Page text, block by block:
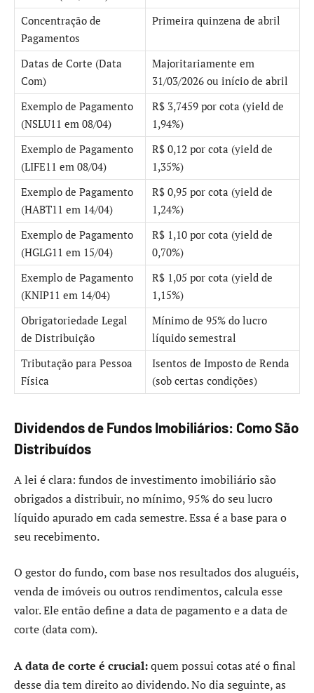
Concentração de
Pagamentos
Primeira quinzena de abril
Datas de Corte (Data
Com)
Majoritariamente em
31/03/2026 ou início de abril
Exemplo de Pagamento
(NSLU11 em 08/04)
R$ 3,7459 por cota (yield de
1,94%)
Exemplo de Pagamento
(LIFE11 em 08/04)
R$ 0,12 por cota (yield de
1,35%)
Exemplo de Pagamento
(HABT11 em 14/04)
R$ 0,95 por cota (yield de
1,24%)
Exemplo de Pagamento
(HGLG11 em 15/04)
R$ 1,10 por cota (yield de
0,70%)
Exemplo de Pagamento
(KNIP11 em 14/04)
R$ 1,05 por cota (yield de
1,15%)
Obrigatoriedade Legal
de Distribuição
Mínimo de 95% do lucro
líquido semestral
Tributação para Pessoa
Física
Isentos de Imposto de Renda
(sob certas condições)
Dividendos de Fundos Imobiliários: Como São
Distribuídos
A lei é clara: fundos de investimento imobiliário são
obrigados a distribuir, no mínimo, 95% do seu lucro
líquido apurado em cada semestre. Essa é a base para o
seu recebimento.
O gestor do fundo, com base nos resultados dos aluguéis,
venda de imóveis ou outros rendimentos, calcula esse
valor. Ele então define a data de pagamento e a data de
corte (data com).
A data de corte é crucial:quem possui cotas até o final
desse dia tem direito ao dividendo. No dia seguinte, as